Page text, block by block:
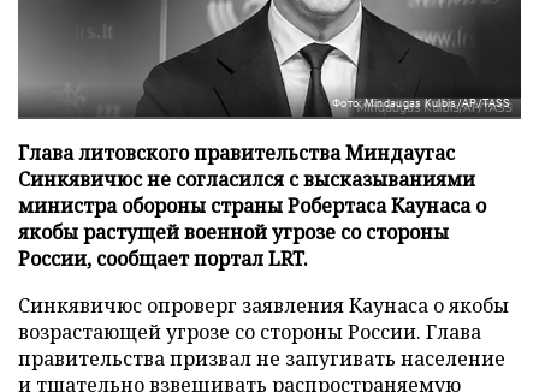
Фото: Mindaugas Kulbis/AP/TASS
Глава литовского правительства Миндаугас
Синкявичюс не согласился с высказываниями
министра обороны страны Робертаса Каунаса о
якобы растущей военной угрозе со стороны
России, сообщает портал LRT.
Синкявичюс опроверг заявления Каунаса о якобы
возрастающей угрозе со стороны России. Глава
правительства призвал не запугивать население
и тщательно взвешивать распространяемую